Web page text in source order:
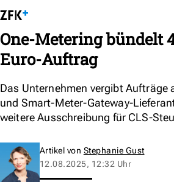
One-Metering bündelt
Euro-Auftrag
Das Unternehmen vergibt Aufträge
und Smart-Meter-Gateway-
weitere Ausschreibung für CLS-
Artikel von Stephanie Gust
12.08.2025, 12:32 Uhr